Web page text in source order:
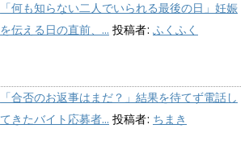
「何も知らない二人でいられる最後の日」妊娠
を伝える日の直前、... 投稿者: ふくふく
「合否のお返事はまだ？」結果を待てず電話し
てきたバイト応募者... 投稿者: ちまき